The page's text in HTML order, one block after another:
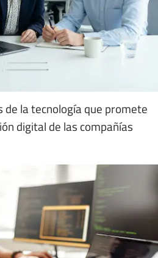
de la tecnología que promete
digital de las compañías